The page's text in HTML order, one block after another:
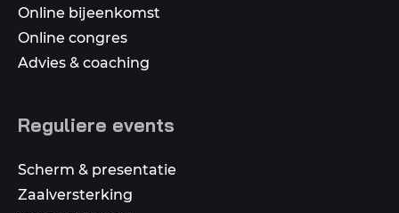
Online bijeenkomst
Online congres
Advies & coaching
Reguliere events
Scherm & presentatie
Zaalversterking